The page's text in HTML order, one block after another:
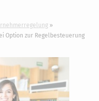
Option zur Regelbesteuerung